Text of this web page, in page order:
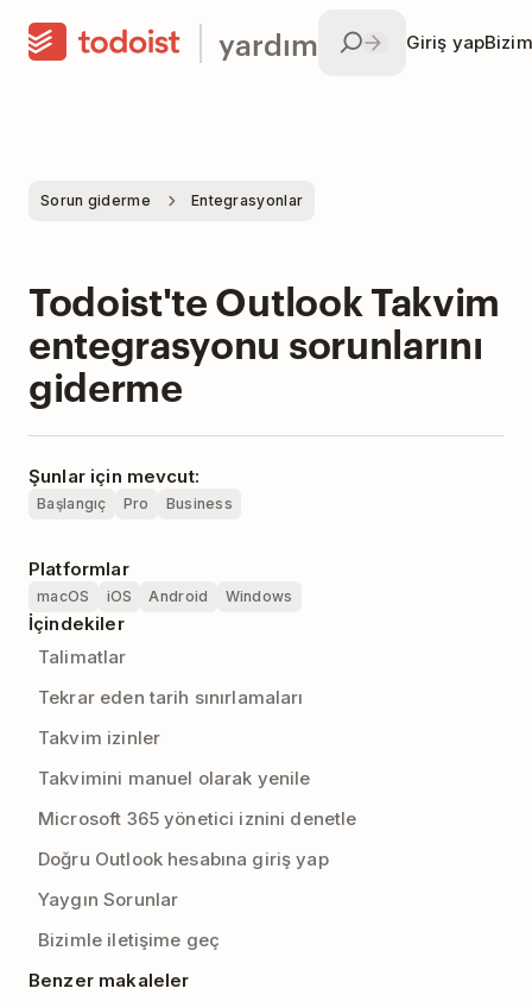
yardım Giriş yap
Sorun giderme Entegrasyonlar
Todoist'te Outlook Takvim
entegrasyonu sorunlarını
giderme
Şunlar için mevcut:
Başlangıç Pro Business
Platformlar
macOS iOS Android Windows
İçindekiler
Talimatlar
Tekrar eden tarih sınırlamaları
Takvim izinler
Takvimini manuel olarak yenile
Microsoft 365 yönetici iznini denetle
Doğru Outlook hesabına giriş yap
Yaygın Sorunlar
Bizimle iletişime geç
Benzer makaleler